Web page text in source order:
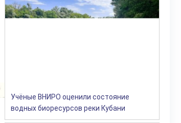
Учёные ВНИРО оценили состояние
водных биоресурсов реки Кубани